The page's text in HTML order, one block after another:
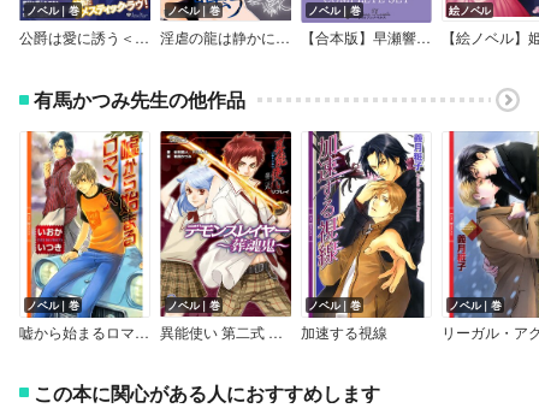
ノベル｜巻
公爵は愛に誘う＜新装版＞
ノベル｜巻
淫虐の龍は静かに嗤う＜特別版＞
ノベル｜巻
【合本版】早瀬響子BLコレクション
絵ノベル
有馬かつみ先生の他作品
ノベル｜巻
嘘から始まるロマンス
ノベル｜巻
異能使い 第二式 リプレイ
ノベル｜巻
加速する視線
ノベル｜巻
この本に関心がある人におすすめします